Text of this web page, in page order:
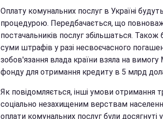
Оплату комунальних послуг в Україні
процедурою. Передбачається, що
постачальників послуг збільшаться.
суми штрафів у разі несвоєчасного
зобов'язання влада країни взяла на
фонду для отримання кредиту в 5 млрд
Як повідомляється, інші умови отримання
соціально незахищеним верствам
оплати комунальних послуг були досягнуті